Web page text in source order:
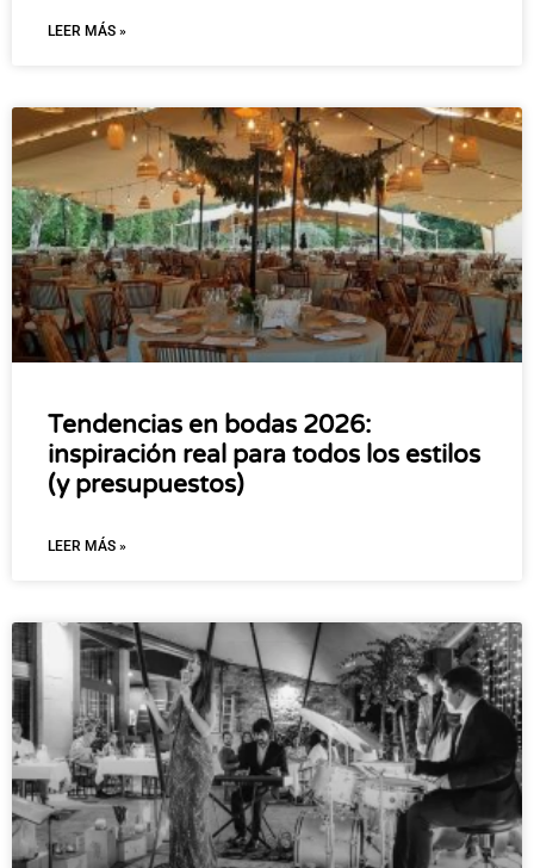
LEER MÁS »
Tendencias en bodas 2026:
inspiración real para todos los estilos
(y presupuestos)
LEER MÁS »